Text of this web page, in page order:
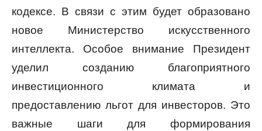
кодексе. В связи с этим будет образовано
новое Министерство искусственного
интеллекта. Особое внимание Президент
уделил созданию благоприятного
инвестиционного климата и
предоставлению льгот для инвесторов. Это
важные шаги для формирования